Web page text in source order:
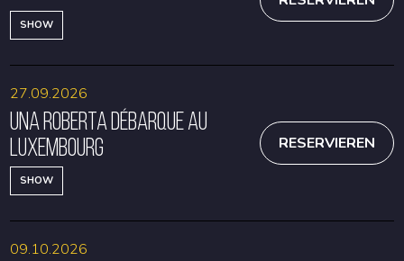
SHOW
Una Roberta débarque au
Luxembourg
SHOW
27.09.2026
RESERVIEREN
09.10.2026